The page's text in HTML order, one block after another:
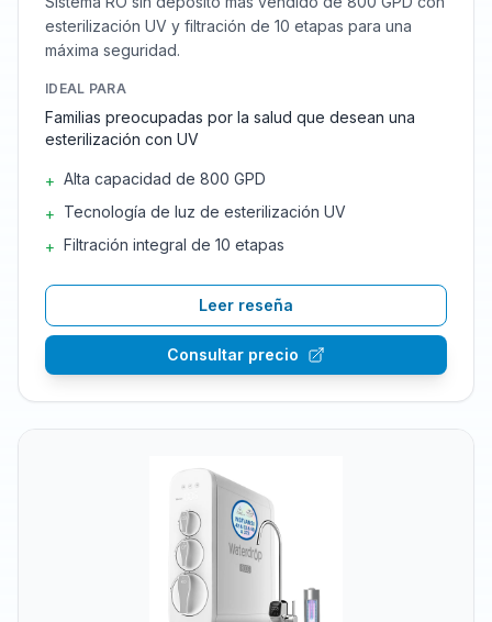
esterilización UV y filtración de 10 etapas para una
máxima seguridad.
IDEAL PARA
Familias preocupadas por la salud que desean una
esterilización con UV
+ Alta capacidad de 800 GPD
+ Tecnología de luz de esterilización UV
+ Filtración integral de 10 etapas
Leer reseña
Consultar precio